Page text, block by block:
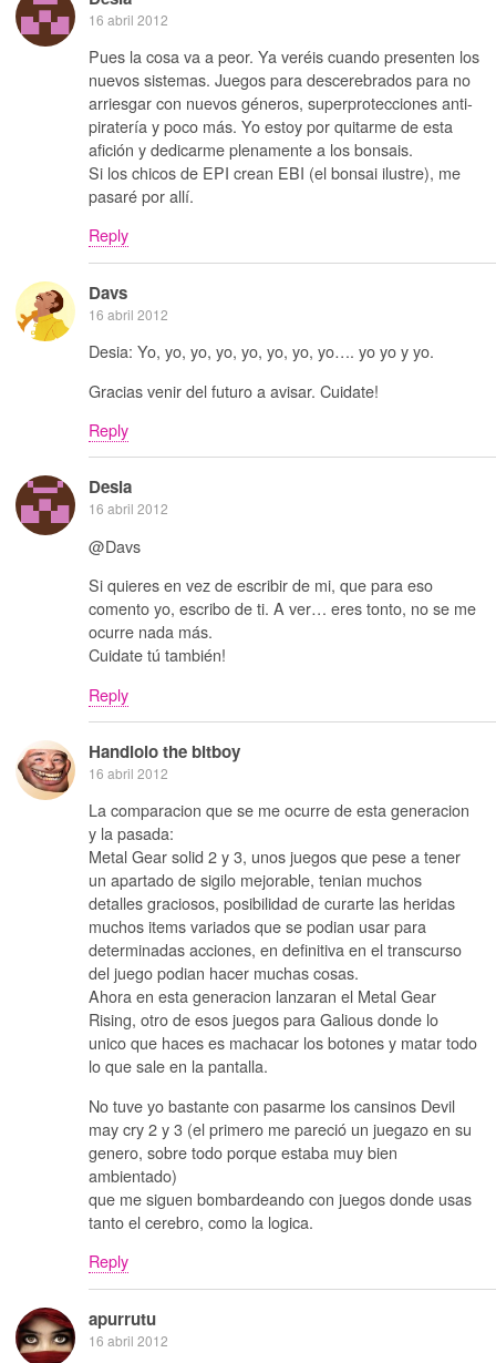
16 abril 2012
Pues la cosa va a peor. Ya veréis cuando presenten los
nuevos sistemas. Juegos para descerebrados para no
arriesgar con nuevos géneros, superprotecciones anti-
piratería y poco más. Yo estoy por quitarme de esta
afición y dedicarme plenamente a los bonsais.
Si los chicos de EPI crean EBI (el bonsai ilustre), me
pasaré por allí.
Reply
Davs
16 abril 2012
Desia: Yo, yo, yo, yo, yo, yo, yo, yo…. yo yo y yo.
Gracias venir del futuro a avisar. Cuidate!
Reply
Desia
16 abril 2012
@Davs
Si quieres en vez de escribir de mi, que para eso
comento yo, escribo de ti. A ver… eres tonto, no se me
ocurre nada más.
Cuidate tú también!
Reply
Handlolo the bitboy
16 abril 2012
La comparacion que se me ocurre de esta generacion
y la pasada:
Metal Gear solid 2 y 3, unos juegos que pese a tener
un apartado de sigilo mejorable, tenian muchos
detalles graciosos, posibilidad de curarte las heridas
muchos items variados que se podian usar para
determinadas acciones, en definitiva en el transcurso
del juego podian hacer muchas cosas.
Ahora en esta generacion lanzaran el Metal Gear
Rising, otro de esos juegos para Galious donde lo
unico que haces es machacar los botones y matar todo
lo que sale en la pantalla.
No tuve yo bastante con pasarme los cansinos Devil
may cry 2 y 3 (el primero me pareció un juegazo en su
genero, sobre todo porque estaba muy bien
ambientado)
que me siguen bombardeando con juegos donde usas
tanto el cerebro, como la logica.
Reply
apurrutu
16 abril 2012